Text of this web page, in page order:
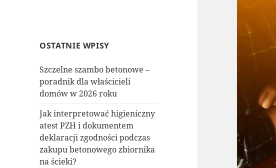
OSTATNIE WPISY
Szczelne szambo betonowe –
poradnik dla właścicieli
domów w 2026 roku
Jak interpretować higieniczny
atest PZH i dokumentem
deklaracji zgodności podczas
zakupu betonowego zbiornika
na ścieki?